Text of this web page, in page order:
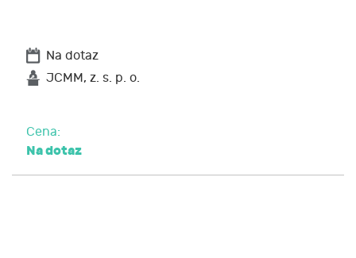
Na dotaz
JCMM, z. s. p. o.
Cena:
Na dotaz